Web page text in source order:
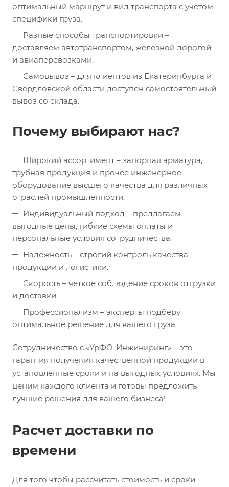
оптимальный маршрут и вид транспорта с учетом
специфики груза.
Разные способы транспортировки –
доставляем автотранспортом, железной дорогой
и авиаперевозками.
Самовывоз – для клиентов из Екатеринбурга и
Свердловской области доступен самостоятельный
вывоз со склада.
Почему выбирают нас?
Широкий ассортимент – запорная арматура,
трубная продукция и прочее инженерное
оборудование высшего качества для различных
отраслей промышленности.
Индивидуальный подход – предлагаем
выгодные цены, гибкие схемы оплаты и
персональные условия сотрудничества.
Надежность – строгий контроль качества
продукции и логистики.
Скорость – четкое соблюдение сроков отгрузки
и доставки.
Профессионализм – эксперты подберут
оптимальное решение для вашего груза.
Сотрудничество с «УрФО-Инжиниринг» – это
гарантия получения качественной продукции в
установленные сроки и на выгодных условиях. Мы
ценим каждого клиента и готовы предложить
лучшие решения для вашего бизнеса!
Расчет доставки по
времени
Для того чтобы рассчитать стоимость и сроки